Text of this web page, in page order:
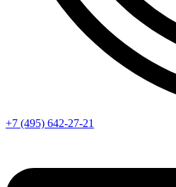
+7 (495) 642-27-21